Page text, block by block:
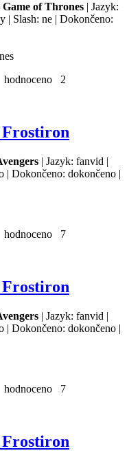
of Thrones | Jazyk:
| Slash: ne | Dokončeno:
2
| Jazyk: fanvid |
| Dokončeno: dokončeno |
7
| Jazyk: fanvid |
| Dokončeno: dokončeno |
7